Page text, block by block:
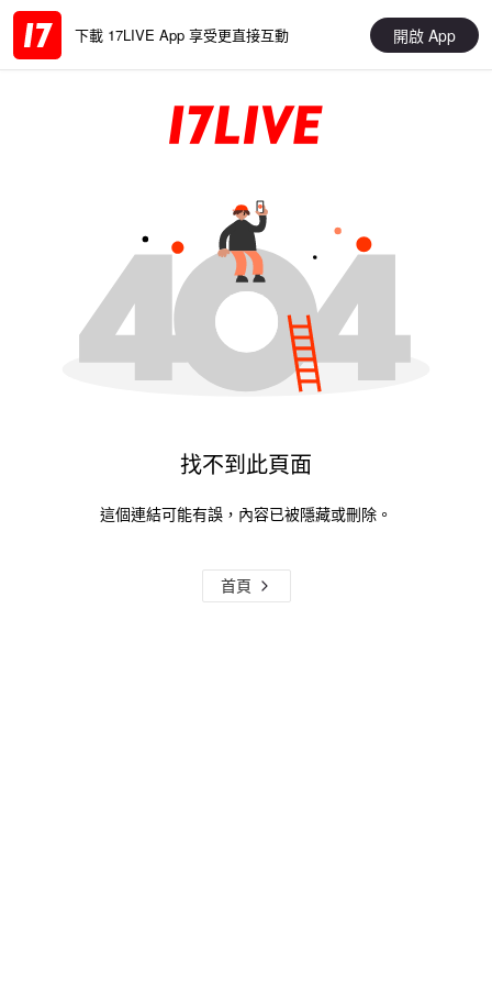
下載 17LIVE App 享受更直接互動 開啟 App
找不到此頁面
這個連結可能有誤，內容已被隱藏或刪除。
首頁